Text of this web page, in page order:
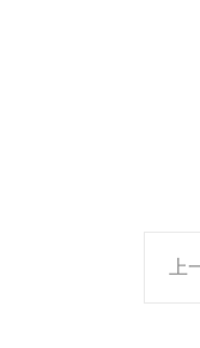
上